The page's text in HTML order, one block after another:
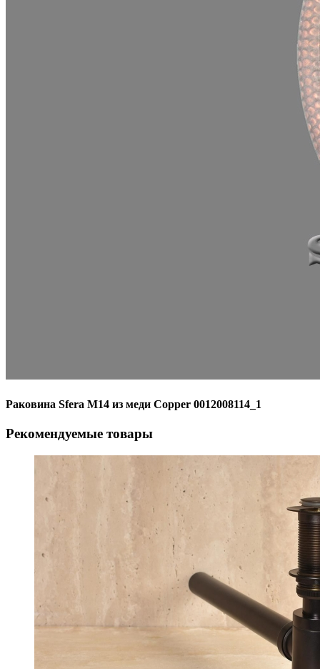
Раковина Sfera M14 из меди Copper 0012008114_1
Рекомендуемые товары